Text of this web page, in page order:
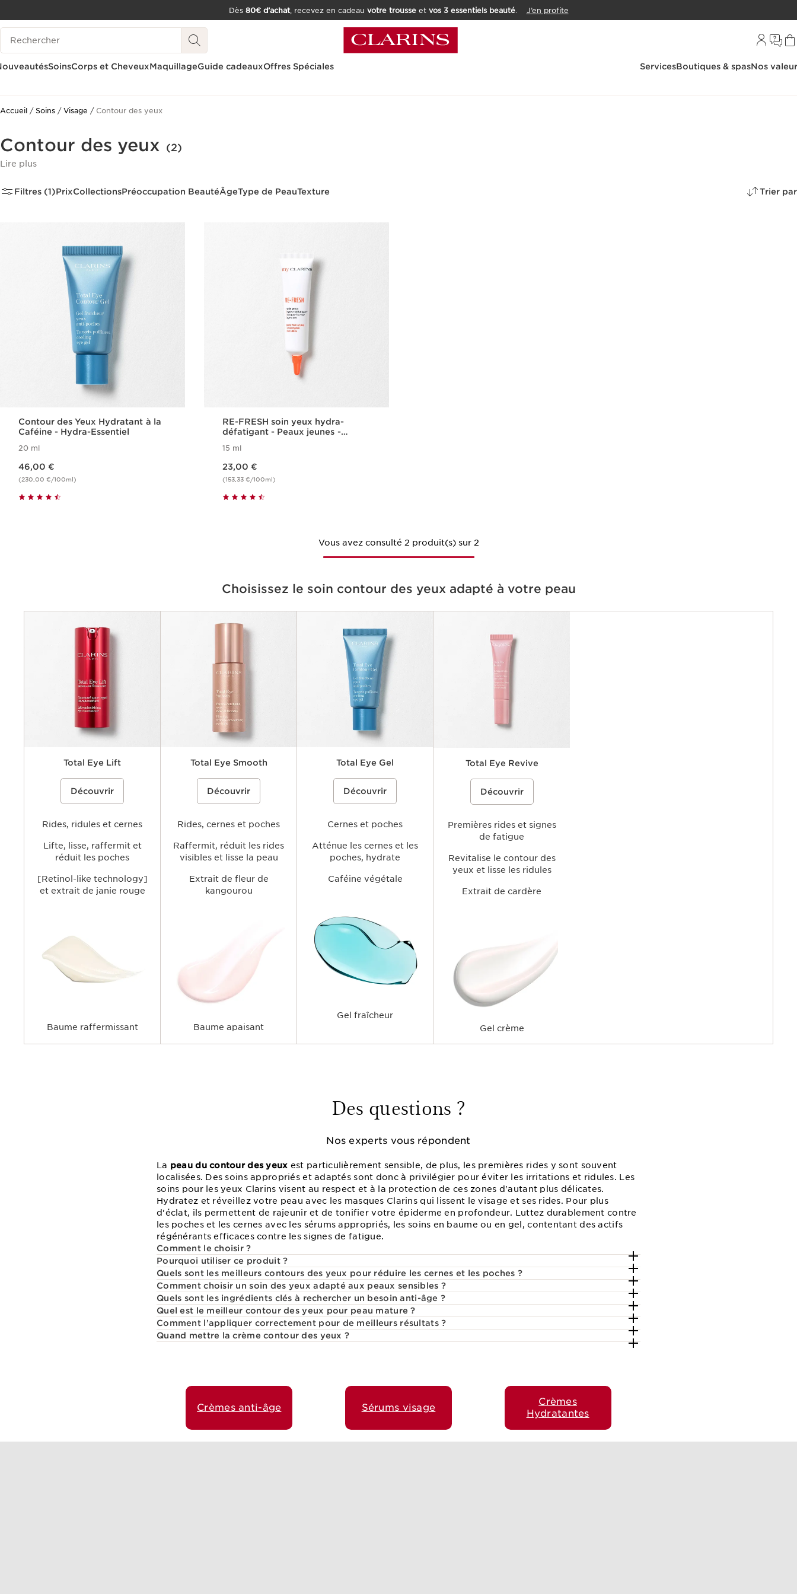
ALLER AU CONTENU
CONSULTER LE PIED DE PAGE
OUTIL D'ACCESSIBILITÉ
Dès 80€ d’achat, recevez en cadeau votre trousseet vos 3 essentiels beauté. J’en profite
Historique des recherches
SoinsCorps et CheveuxMaquillageGuide cadeauxOffres Spéciales ServicesBoutiques & spasNos
Accueil Soins Visage Contour des yeux
Contour des yeux (2)
Lire plus
Filtres (1)PrixCollectionsPréoccupation BeautéÂgeType de PeauTexture Trier par
Contour des Yeux Hydratant à la
Caféine - Hydra-Essentiel
20 ml
46,00 €
(230,00 €/100ml)
RE-FRESH soin yeux hydra-
défatigant - Peaux jeunes -
15 ml
23,00 €
(153,33 €/100ml)
Vous avez consulté 2 produit(s) sur 2
Choisissez le soin contour des yeux adapté à votre peau
Préoccupations
Total Eye Lift
Une crème pour les yeux
rechargeable qui aide à lifter et
cernes et les poches, pour un regard
%{Product=80112544 price}%
Découvrir
Rides, ridules et cernes
Lifte, lisse, raffermit et
réduit les poches
[Retinol-like technology]
et extrait de janie rouge
Baume raffermissant
Total Eye Smooth
Un baume lissant pour le contour des
yeux qui aide à réduire visiblement
des yeux pour un regard plus frais et
%{Product=80081843 price}%
Découvrir
Rides, cernes et poches
Raffermit, réduit les rides
visibles et lisse la peau
Extrait de fleur de
kangourou
Baume apaisant
Total Eye Gel
Un gel contour des yeux rafraîchissant
et léger qui aide à réduire visiblement
regard plus lumineux et plus éveillé.
%{Product=80081840 price}%
Découvrir
Cernes et poches
Atténue les cernes et les
poches, hydrate
Caféine végétale
Gel fraîcheur
Total Eye Revive
Un gel-crème anti-fatigue pour les
yeux qui aide à réduire visiblement
pour un regard plus lumineux et plus
%{Product=80119164 price}%
Découvrir
Premières rides et signes
de fatigue
Revitalise le contour des
yeux et lisse les ridules
Extrait de cardère
Gel crème
Des questions ?
Nos experts vous répondent
La peau du contour des yeux est particulièrement sensible, de plus, les premières rides y sont souvent
localisées. Des soins appropriés et adaptés sont donc à privilégier pour éviter les irritations et ridules. Les
soins pour les yeux Clarins visent au respect et à la protection de ces zones d'autant plus délicates.
Hydratez et réveillez votre peau avec les masques Clarins qui lissent le visage et ses rides. Pour plus
d'éclat, ils permettent de rajeunir et de tonifier votre épiderme en profondeur. Luttez durablement contre
les poches et les cernes avec les sérums appropriés, les soins en baume ou en gel, contentant des actifs
régénérants efficaces contre les signes de fatigue.
Comment le choisir ?
Pourquoi utiliser ce produit ?
Quels sont les meilleurs contours des yeux pour réduire les cernes et les poches ?
Comment choisir un soin des yeux adapté aux peaux sensibles ?
Quels sont les ingrédients clés à rechercher un besoin anti-âge ?
Quel est le meilleur contour des yeux pour peau mature ?
Comment l’appliquer correctement pour de meilleurs résultats ?
Quand mettre la crème contour des yeux ?
Crèmes anti-âge Sérums visage
Crèmes
Hydratantes